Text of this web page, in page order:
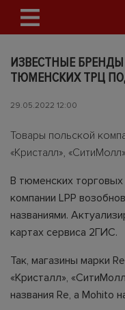
ИЗВЕСТНЫЕ
ТЮМЕНСКИХ ТРЦ
29.05.2022 12:00
Товары польской
«Кристалл»,
В тюменских
компании LPP
названиями.
картах сервиса 2ГИС.
Так, магазины марки
«Кристалл»,
названия Re, а Mohito